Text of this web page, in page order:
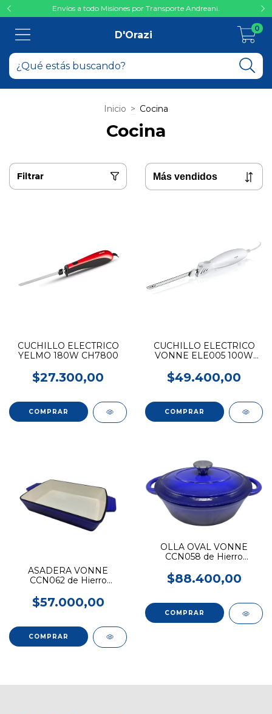
Envíos a todo Misiones por Transporte Andreani.
D'Orazi
0
Inicio > Cocina
Cocina
Filtrar
CUCHILLO ELECTRICO
YELMO 180W CH7800
$27.300,00
CUCHILLO ELECTRICO
VONNE ELE005 100W
$49.400,00
ASADERA VONNE
CCN062 de Hierro
$57.000,00
OLLA OVAL VONNE
CCN058 de Hierro
$88.400,00